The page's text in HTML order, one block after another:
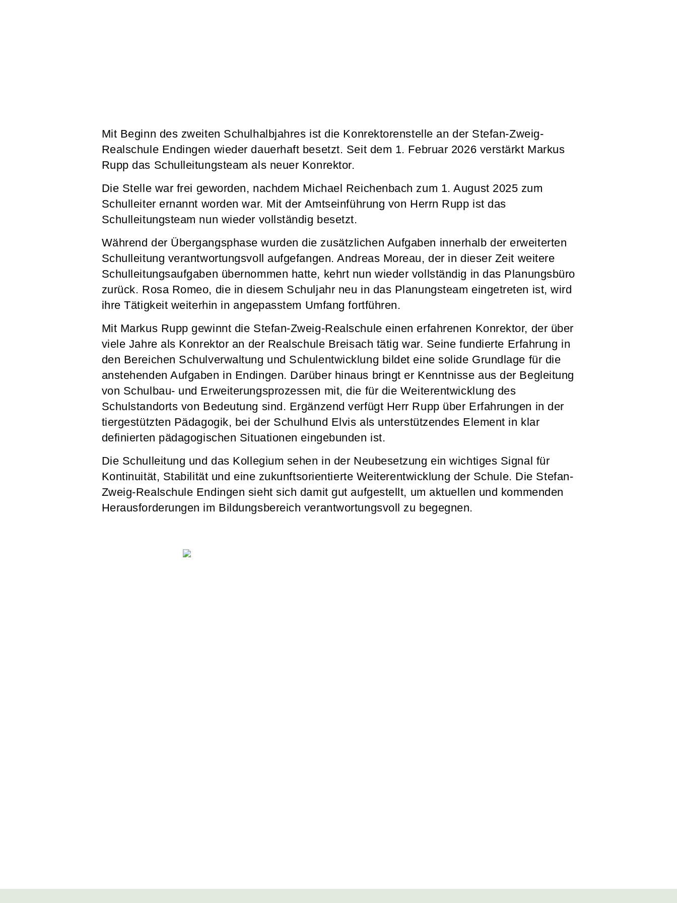
Mit Beginn des zweiten Schulhalbjahres ist die Konrektorenstelle an der Stefan-Zweig-
Realschule Endingen wieder dauerhaft besetzt. Seit dem 1. Februar 2026 verstärkt Markus
Rupp das Schulleitungsteam als neuer Konrektor.
Die Stelle war frei geworden, nachdem Michael Reichenbach zum 1. August 2025 zum
Schulleiter ernannt worden war. Mit der Amtseinführung von Herrn Rupp ist das
Schulleitungsteam nun wieder vollständig besetzt.
Während der Übergangsphase wurden die zusätzlichen Aufgaben innerhalb der erweiterten
Schulleitung verantwortungsvoll aufgefangen. Andreas Moreau, der in dieser Zeit weitere
Schulleitungsaufgaben übernommen hatte, kehrt nun wieder vollständig in das Planungsbüro
zurück. Rosa Romeo, die in diesem Schuljahr neu in das Planungsteam eingetreten ist, wird
ihre Tätigkeit weiterhin in angepasstem Umfang fortführen.
Mit Markus Rupp gewinnt die Stefan-Zweig-Realschule einen erfahrenen Konrektor, der über
viele Jahre als Konrektor an der Realschule Breisach tätig war. Seine fundierte Erfahrung in
den Bereichen Schulverwaltung und Schulentwicklung bildet eine solide Grundlage für die
anstehenden Aufgaben in Endingen. Darüber hinaus bringt er Kenntnisse aus der Begleitung
von Schulbau- und Erweiterungsprozessen mit, die für die Weiterentwicklung des
Schulstandorts von Bedeutung sind. Ergänzend verfügt Herr Rupp über Erfahrungen in der
tiergestützten Pädagogik, bei der Schulhund Elvis als unterstützendes Element in klar
definierten pädagogischen Situationen eingebunden ist.
Die Schulleitung und das Kollegium sehen in der Neubesetzung ein wichtiges Signal für
Kontinuität, Stabilität und eine zukunftsorientierte Weiterentwicklung der Schule. Die Stefan-
Zweig-Realschule Endingen sieht sich damit gut aufgestellt, um aktuellen und kommenden
Herausforderungen im Bildungsbereich verantwortungsvoll zu begegnen.